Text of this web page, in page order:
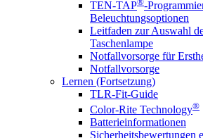
TEN-TAP -
Beleuchtungsoptionen
Leitfaden zur Auswahl
Taschenlampe
Notfallvorsorge für
Notfallvorsorge
Lernen (Fortsetzung)
TLR-Fit-Guide
Color-Rite Technology®
Batterieinformationen
Sicherheitsbewertungen